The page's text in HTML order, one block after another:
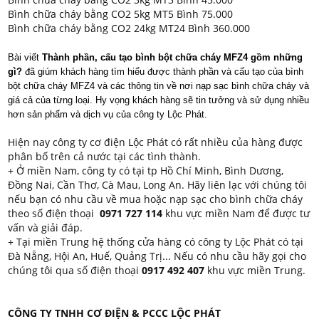
Bình chữa cháy bằng CO2 5kg MT5 Bình 75.000
Bình chữa cháy bằng CO2 24kg MT24 Bình 360.000
Bài viếtThành phần, cấu tạo bình bột chữa cháy MFZ4 gồm những
gì? đã giúm khách hàng tìm hiểu được thành phần và cấu tạo của bình
bột chữa cháy MFZ4 và các thông tin về nơi nạp sạc bình chữa cháy và
giá cả của từng loại. Hy vọng khách hàng sẽ tin tưởng và sử dụng nhiều
hơn sản phẩm và dịch vụ của công ty Lộc Phát.
Hiện nay công ty cơ điện Lộc Phát có rất nhiều của hàng được
phân bố trên cả nước tại các tình thành.
+ Ở miền Nam, công ty có tại tp Hồ Chí Minh, Bình Dương,
Đồng Nai, Cần Thơ, Cà Mau, Long An. Hãy liên lạc với chúng tôi
nếu bạn có nhu cầu về mua hoặc nạp sạc cho bình chữa cháy
theo số điện thoại0971 727 114 khu vực miền Nam để được tư
vấn và giải đáp.
+ Tại miền Trung hệ thống cửa hàng có công ty Lộc Phát có tại
Đà Nẵng, Hội An, Huế, Quảng Trị... Nếu có nhu cầu hãy gọi cho
chúng tôi qua số điện thoại0917 492 407 khu vực miền Trung.
CÔNG TY TNHH CƠ ĐIỆN & PCCC LỘC PHÁT